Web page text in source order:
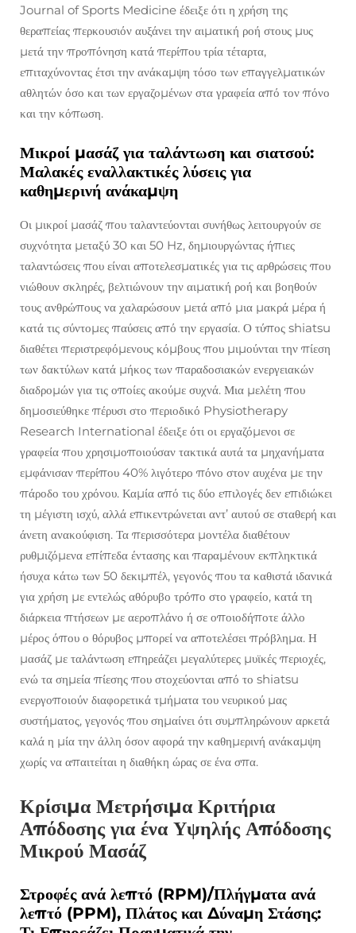
Journal of Sports Medicine έδειξε ότι η χρήση της
θεραπείας περκουσιόν αυξάνει την αιματική ροή στους μυς
μετά την προπόνηση κατά περίπου τρία τέταρτα,
επιταχύνοντας έτσι την ανάκαμψη τόσο των επαγγελματικών
αθλητών όσο και των εργαζομένων στα γραφεία από τον πόνο
και την κόπωση.
Μικροί μασάζ για ταλάντωση και σιατσού:
Μαλακές εναλλακτικές λύσεις για
καθημερινή ανάκαμψη
Οι μικροί μασάζ που ταλαντεύονται συνήθως λειτουργούν σε
συχνότητα μεταξύ 30 και 50 Hz, δημιουργώντας ήπιες
ταλαντώσεις που είναι αποτελεσματικές για τις αρθρώσεις που
νιώθουν σκληρές, βελτιώνουν την αιματική ροή και βοηθούν
τους ανθρώπους να χαλαρώσουν μετά από μια μακρά μέρα ή
κατά τις σύντομες παύσεις από την εργασία. Ο τύπος shiatsu
διαθέτει περιστρεφόμενους κόμβους που μιμούνται την πίεση
των δακτύλων κατά μήκος των παραδοσιακών ενεργειακών
διαδρομών για τις οποίες ακούμε συχνά. Μια μελέτη που
δημοσιεύθηκε πέρυσι στο περιοδικό Physiotherapy
Research International έδειξε ότι οι εργαζόμενοι σε
γραφεία που χρησιμοποιούσαν τακτικά αυτά τα μηχανήματα
εμφάνισαν περίπου 40% λιγότερο πόνο στον αυχένα με την
πάροδο του χρόνου. Καμία από τις δύο επιλογές δεν επιδιώκει
τη μέγιστη ισχύ, αλλά επικεντρώνεται αντ’ αυτού σε σταθερή και
άνετη ανακούφιση. Τα περισσότερα μοντέλα διαθέτουν
ρυθμιζόμενα επίπεδα έντασης και παραμένουν εκπληκτικά
ήσυχα κάτω των 50 δεκιμπέλ, γεγονός που τα καθιστά ιδανικά
για χρήση με εντελώς αθόρυβο τρόπο στο γραφείο, κατά τη
διάρκεια πτήσεων με αεροπλάνο ή σε οποιοδήποτε άλλο
μέρος όπου ο θόρυβος μπορεί να αποτελέσει πρόβλημα. Η
μασάζ με ταλάντωση επηρεάζει μεγαλύτερες μυϊκές περιοχές,
ενώ τα σημεία πίεσης που στοχεύονται από το shiatsu
ενεργοποιούν διαφορετικά τμήματα του νευρικού μας
συστήματος, γεγονός που σημαίνει ότι συμπληρώνουν αρκετά
καλά η μία την άλλη όσον αφορά την καθημερινή ανάκαμψη
χωρίς να απαιτείται η διαθήκη ώρας σε ένα σπα.
Κρίσιμα Μετρήσιμα Κριτήρια
Απόδοσης για ένα Υψηλής Απόδοσης
Μικρού Μασάζ
Στροφές ανά λεπτό (RPM)/Πλήγματα ανά
λεπτό (PPM), Πλάτος και Δύναμη Στάσης: